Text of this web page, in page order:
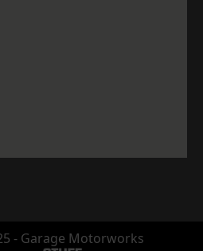
- Garage Motorworks